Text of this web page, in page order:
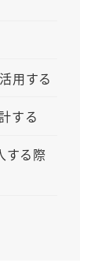
用する
する
する際